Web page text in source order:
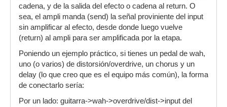
cadena, y de la salida del efecto o cadena al return. O
sea, el ampli manda (send) la señal proviniente del input
sin amplificar al efecto, desde donde luego vuelve
(return) al ampli para ser amplificada por la etapa.
Poniendo un ejemplo práctico, si tienes un pedal de wah,
uno (o varios) de distorsión/overdrive, un chorus y un
delay (lo que creo que es el equipo más común), la forma
de conectarlo sería:
Por un lado: guitarra->wah->overdrive/dist->input del